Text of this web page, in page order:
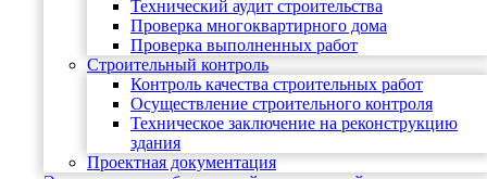
Технический аудит строительства
Проверка многоквартирного дома
Проверка выполненных работ
Строительный контроль
Контроль качества строительных работ
Осуществление строительного контроля
Техническое заключение на реконструкцию
здания
Проектная документация